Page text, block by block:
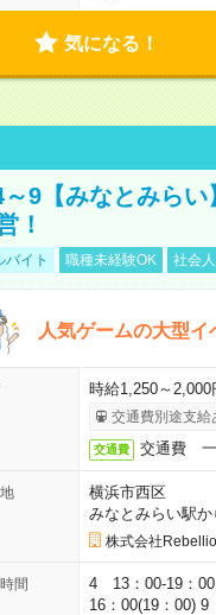
気になる！
9【みなとみら
！
バイト 職種未経験OK 社会
人気ゲームの大型
時給1,250～2,000
交通費別途支給
交通費 交通費 一
横浜市西区
みなとみらい駅
株式会社
間
4 13：00-19：
16：00(19：00)